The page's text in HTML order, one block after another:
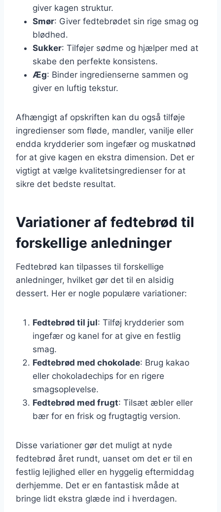
giver kagen struktur.
Smør: Giver fedtebrødet sin rige smag og
blødhed.
Sukker: Tilføjer sødme og hjælper med at
skabe den perfekte konsistens.
Æg: Binder ingredienserne sammen og
giver en luftig tekstur.
Afhængigt af opskriften kan du også tilføje
ingredienser som fløde, mandler, vanilje eller
endda krydderier som ingefær og muskatnød
for at give kagen en ekstra dimension. Det er
vigtigt at vælge kvalitetsingredienser for at
sikre det bedste resultat.
Variationer af fedtebrød til
forskellige anledninger
Fedtebrød kan tilpasses til forskellige
anledninger, hvilket gør det til en alsidig
dessert. Her er nogle populære variationer:
Fedtebrød til jul: Tilføj krydderier som
ingefær og kanel for at give en festlig
smag.
Fedtebrød med chokolade: Brug kakao
eller chokoladechips for en rigere
smagsoplevelse.
Fedtebrød med frugt: Tilsæt æbler eller
bær for en frisk og frugtagtig version.
Disse variationer gør det muligt at nyde
fedtebrød året rundt, uanset om det er til en
festlig lejlighed eller en hyggelig eftermiddag
derhjemme. Det er en fantastisk måde at
bringe lidt ekstra glæde ind i hverdagen.